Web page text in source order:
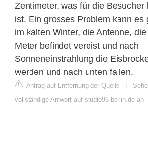
Zentimeter, was für die Besucher
ist. Ein grosses Problem kann es
im kalten Winter, die Antenne,
Meter befindet vereist und nach
Sonneneinstrahlung die
werden und nach unten fallen.
Antrag auf Entfernung der Quelle |
vollständige Antwort auf studio96-berlin.de an